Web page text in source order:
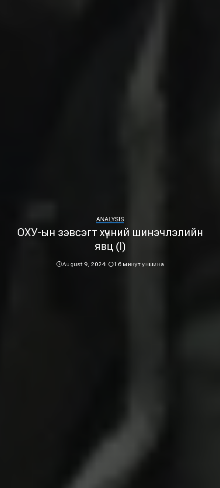
ANALYSIS
ОХУ-ын зэвсэгт хүчний шинэчлэлийн
явц (I)
August 9, 2024 16 минут уншина